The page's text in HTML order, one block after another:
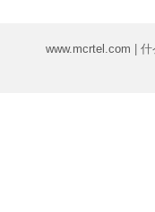
www.mcrtel.com |